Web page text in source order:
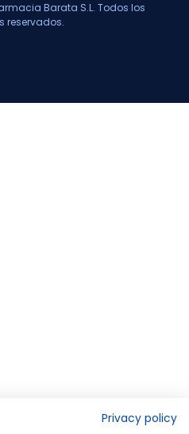
Barata S.L. Todos los
reservados.
Privacy policy